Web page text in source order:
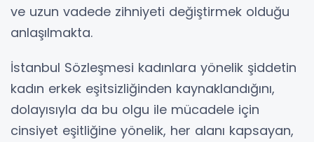
ve uzun vadede zihniyeti değiştirmek olduğu
anlaşılmakta.
İstanbul Sözleşmesi kadınlara yönelik şiddetin
kadın erkek eşitsizliğinden kaynaklandığını,
dolayısıyla da bu olgu ile mücadele için
cinsiyet eşitliğine yönelik, her alanı kapsayan,